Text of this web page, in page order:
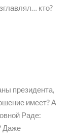
кто?
президента,
имеет? А
Раде:
Даже